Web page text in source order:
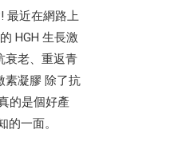
最近在網路上
HGH 生長激
衰老、重返青
素凝膠 除了抗
的是個好產
一面。